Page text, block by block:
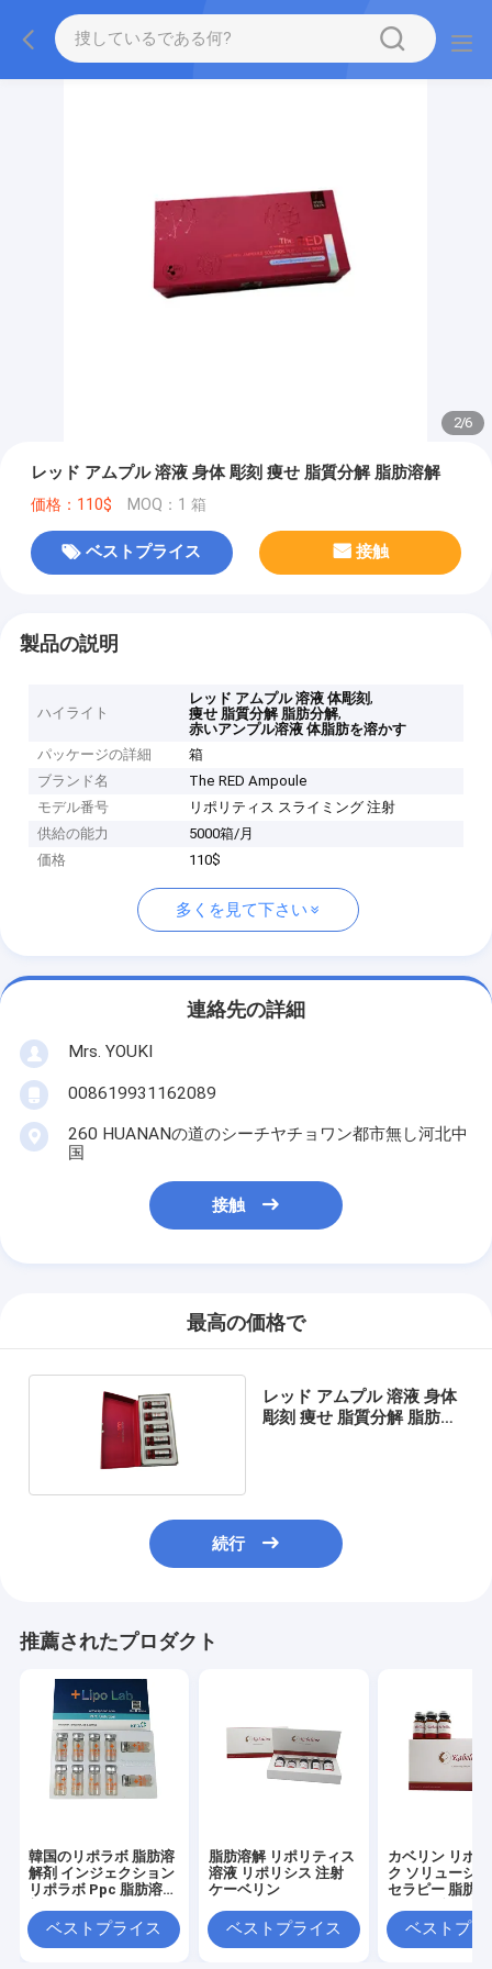
2/6
レッド アムプル 溶液 身体 彫刻 痩せ 脂質分解 脂肪溶解
価格：110$ MOQ：1 箱
ベストプライス 接触
製品の説明
ハイライト
レッド アムプル 溶液 体彫刻,
痩せ 脂質分解 脂肪分解,
赤いアンプル溶液 体脂肪を溶かす
パッケージの詳細
箱
ブランド名
The RED Ampoule
モデル番号
リポリティス スライミング 注射
供給の能力
5000箱/月
価格
110$
多くを見て下さい
連絡先の詳細
Mrs. YOUKI
008619931162089
260 HUANANの道のシーチヤチョワン都市無し河北中
国
接触
最高の価格で
レッド アムプル 溶液 身体
彫刻 痩せ 脂質分解 脂肪溶
続行
推薦されたプロダクト
韓国のリポラボ 脂肪溶
解剤 インジェクション
リポラボ Ppc 脂肪溶解
ベストプライス
脂肪溶解 リポリティス
溶液 リポリシス 注射
ケーベリン
ベストプライス
カベリン リポ
ク ソリューシ
セラピー 脂肪
ス 注射
ベストプラ